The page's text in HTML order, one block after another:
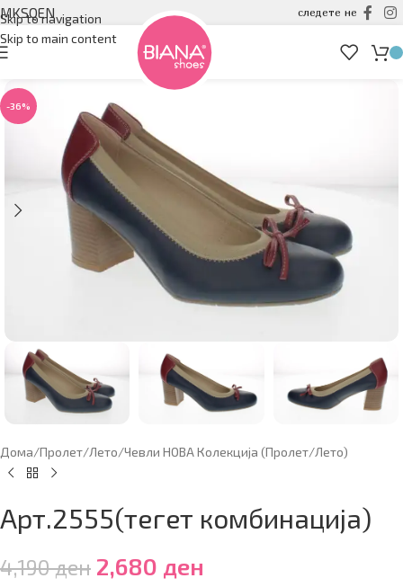
Skip to navigation
Skip to main content
MKSQEN следете не
-36%
Дома/Пролет/Лето/Чевли НОВА Колекција (Пролет/Лето)
Арт.2555(тегет комбинација)
4,190ден 2,680 ден